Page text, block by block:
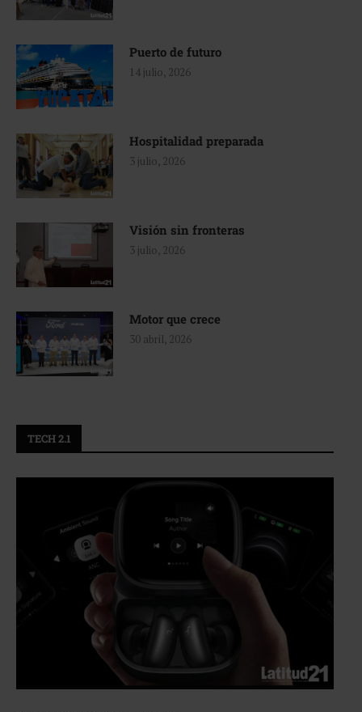
Puerto de futuro
14 julio, 2026
Hospitalidad preparada
3 julio, 2026
Visión sin fronteras
3 julio, 2026
Motor que crece
30 abril, 2026
TECH 2.1